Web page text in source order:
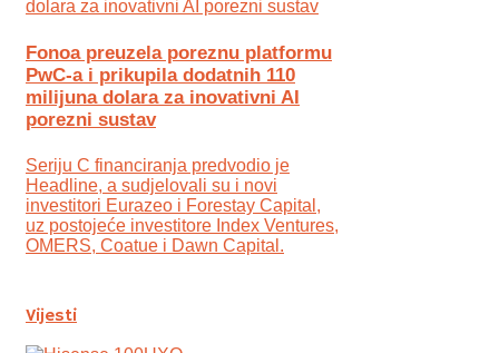
Fonoa preuzela poreznu platformu
PwC-a i prikupila dodatnih 110
milijuna dolara za inovativni AI
porezni sustav
Seriju C financiranja predvodio je
Headline, a sudjelovali su i novi
investitori Eurazeo i Forestay Capital,
uz postojeće investitore Index Ventures,
OMERS, Coatue i Dawn Capital.
Vijesti